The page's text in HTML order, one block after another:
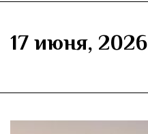
17 июня, 2026